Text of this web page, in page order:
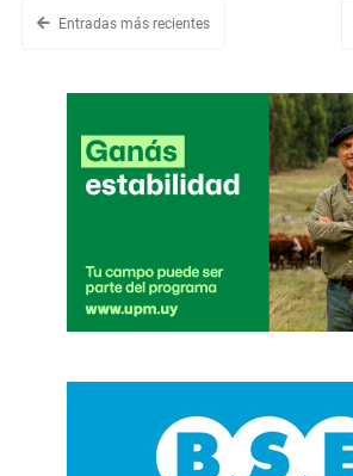
Entradas más recientes